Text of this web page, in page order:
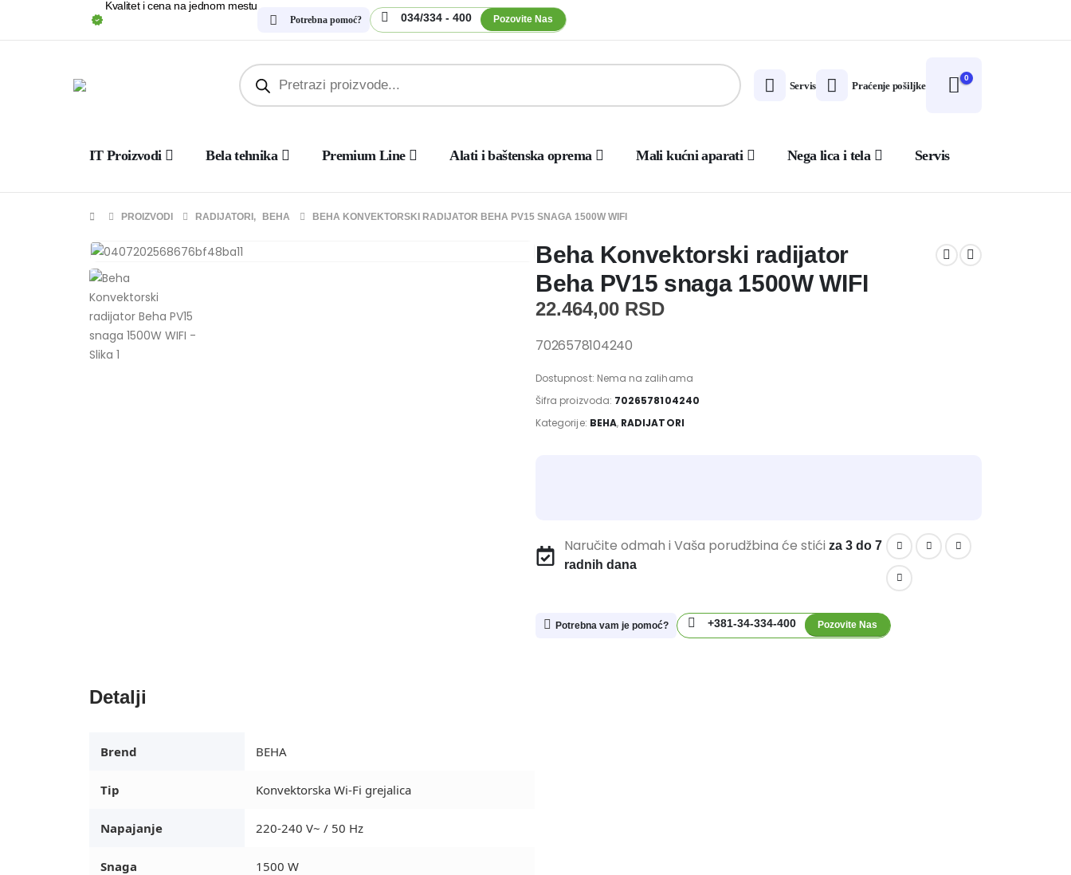
Kvalitet i cena na jednom mestu
Potrebna pomoć? 034/334 - 400 Pozovite Nas
Servis Praćenje pošiljke
0
IT Proizvodi Bela tehnika Premium Line Alati i baštenska oprema Mali kućni aparati Nega lica i tela Servis
PROIZVODI RADIJATORI , BEHA BEHA KONVEKTORSKI RADIJATOR BEHA PV15 SNAGA 1500W WIFI
Beha Konvektorski radijator
Beha PV15 snaga 1500W WIFI
22.464,00 RSD
7026578104240
Dostupnost: Nema na zalihama
Šifra proizvoda: 7026578104240
Kategorije: BEHA, RADIJATORI
Naručite odmah i Vaša porudžbina će stićiza 3 do 7
radnih dana
Potrebna vam je pomoć? +381-34-334-400 Pozovite Nas
Detalji
Brend BEHA
Tip Konvektorska Wi-Fi grejalica
Napajanje 220-240 V~ / 50 Hz
Snaga 1500 W